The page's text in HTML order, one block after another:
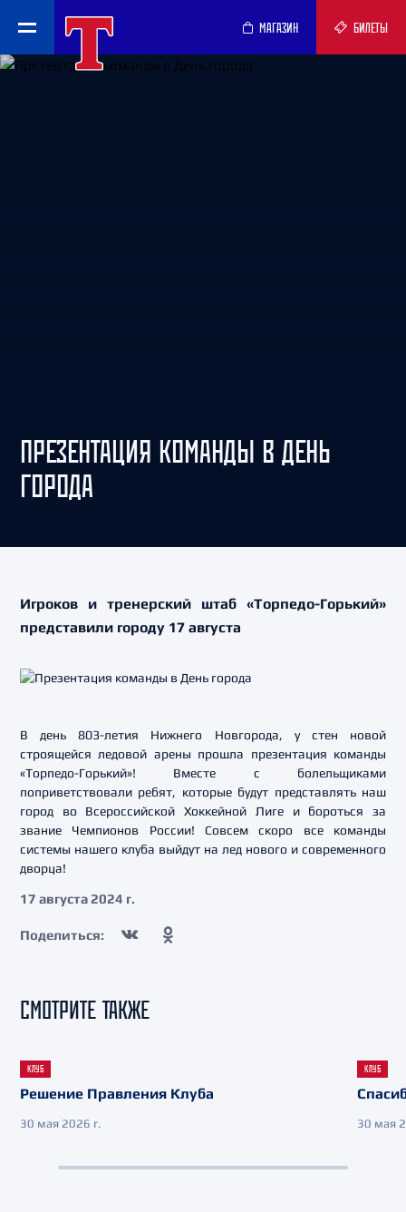
МАГАЗИН БИЛЕТЫ
ПРЕЗЕНТАЦИЯ КОМАНДЫ В ДЕНЬ
ГОРОДА
Игроков и тренерский штаб «Торпедо-Горький»
представили городу 17 августа
В день 803-летия Нижнего Новгорода, у стен новой
строящейся ледовой арены прошла презентация команды
«Торпедо-Горький»! Вместе с болельщиками
поприветствовали ребят, которые будут представлять наш
город во Всероссийской Хоккейной Лиге и бороться за
звание Чемпионов России! Совсем скоро все команды
системы нашего клуба выйдут на лед нового и современного
дворца!
17 августа 2024 г.
Поделиться:
СМОТРИТЕ ТАКЖЕ
КЛУБ
Решение Правления Клуба
30 мая 2026 г.
КЛУБ
30 мая